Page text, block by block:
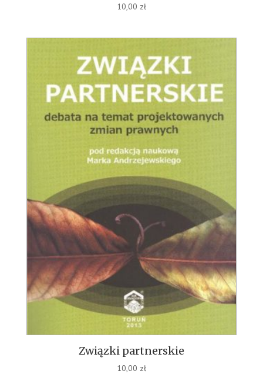
10,00 zł
Związki partnerskie
10,00 zł